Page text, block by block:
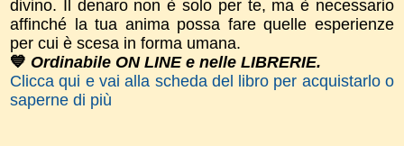
divino. Il denaro non è solo per te, ma è necessario
affinché la tua anima possa fare quelle esperienze
per cui è scesa in forma umana.
💙 Ordinabile ON LINE e nelle LIBRERIE.
Clicca qui e vai alla scheda del libro per acquistarlo o
saperne di più